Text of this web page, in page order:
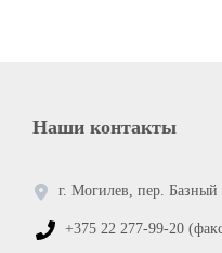
Наши контакты
г. Могилев, пер.
+375 22 277-99-20